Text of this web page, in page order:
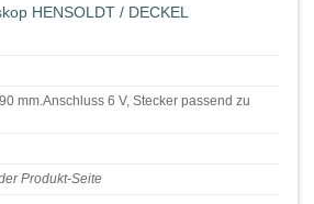
HENSOLDT / DECKEL
mm.Anschluss 6 V, Stecker passend zu
Produkt-Seite